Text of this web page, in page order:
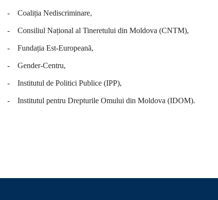
- Coaliția Nediscriminare,
- Consiliul Național al Tineretului din Moldova (CNTM),
- Fundația Est-Europeană,
- Gender-Centru,
- Institutul de Politici Publice (IPP),
- Institutul pentru Drepturile Omului din Moldova (IDOM).